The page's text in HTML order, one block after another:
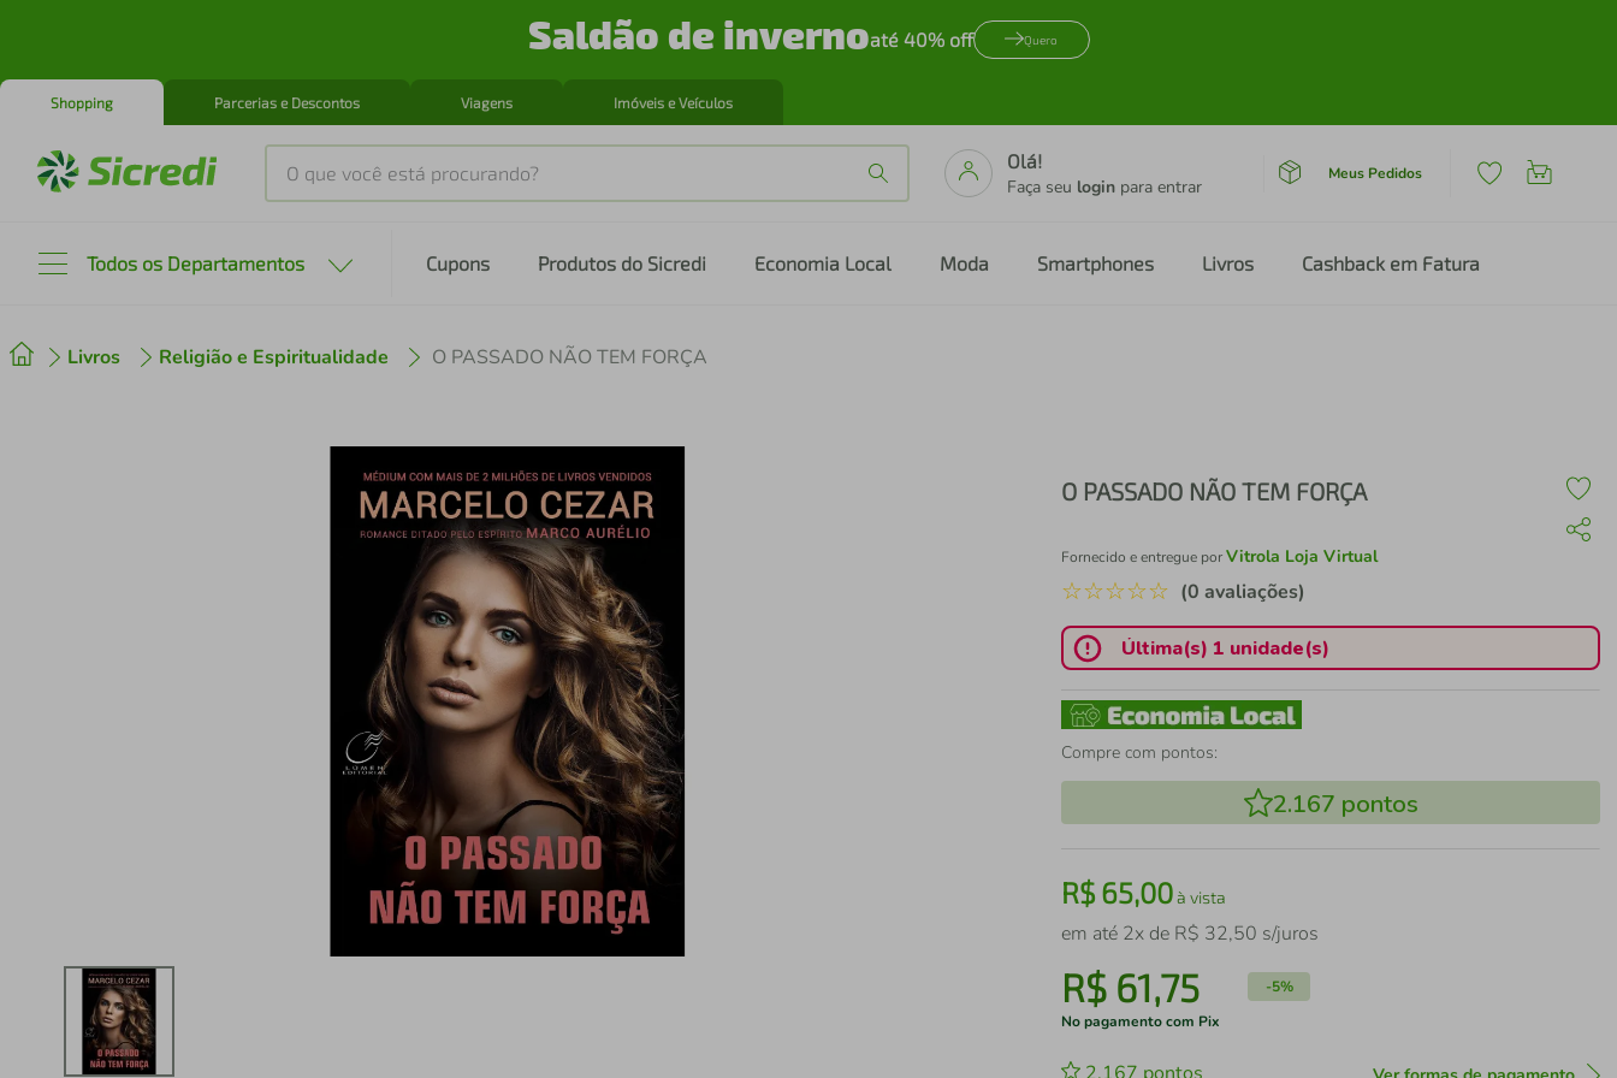
Saldão de invernoaté 40% off Quero
Shopping Parcerias e Descontos Viagens Imóveis e Veículos
O que você está procurando?
Olá!
Faça seu login para entrar
Meus Pedidos
Todos os Departamentos Cupons Produtos do Sicredi Economia Local Moda Smartphones Livros Cashback em Fatura
Livros Religião e Espiritualidade O PASSADO NÃO TEM FORÇA
O PASSADO NÃO TEM FORÇA
Fornecido e entregue porVitrola Loja Virtual
☆☆☆☆☆ (0 avaliações)
Última(s) 1 unidade(s)
Compre com pontos:
2.167 pontos
R$65,00à vista
em até 2x de R$ 32,50 s/juros
R$ 61,75 -5%
No pagamento com Pix
2º cafeteira